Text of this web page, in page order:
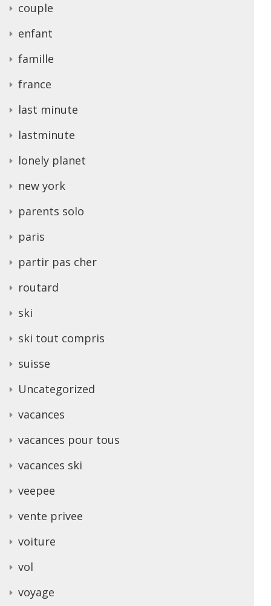
couple
enfant
famille
france
last minute
lastminute
lonely planet
new york
parents solo
paris
partir pas cher
routard
ski
ski tout compris
suisse
Uncategorized
vacances
vacances pour tous
vacances ski
veepee
vente privee
voiture
vol
voyage